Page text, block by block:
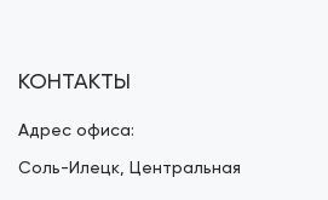
КОНТАКТЫ
Адрес офиса:
Соль-Илецк, Центральная